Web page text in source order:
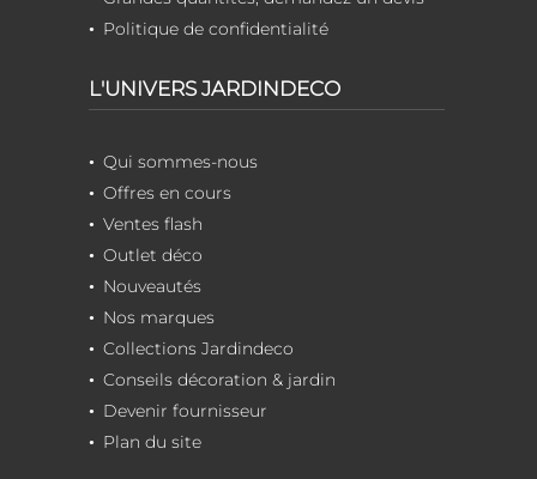
Politique de confidentialité
L'UNIVERS JARDINDECO
Qui sommes-nous
Offres en cours
Ventes flash
Outlet déco
Nouveautés
Nos marques
Collections Jardindeco
Conseils décoration & jardin
Devenir fournisseur
Plan du site